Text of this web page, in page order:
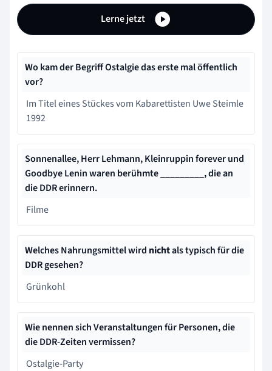
Lerne jetzt
Wo kam der Begriff Ostalgie das erste mal öffentlich
vor?
Im Titel eines Stückes vom Kabarettisten Uwe Steimle
1992
Sonnenallee, Herr Lehmann, Kleinruppin forever und
Goodbye Lenin waren berühmte _________, die an
die DDR erinnern.
Filme
Welches Nahrungsmittel wird nichtals typisch für die
DDR gesehen?
Grünkohl
Wie nennen sich Veranstaltungen für Personen, die
die DDR-Zeiten vermissen?
Ostalgie-Party